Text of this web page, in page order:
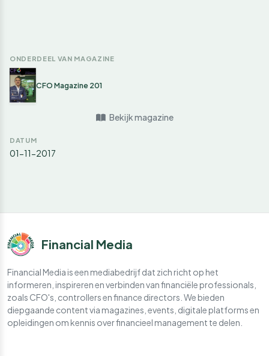
ONDERDEEL VAN MAGAZINE
CFO Magazine 201
Bekijk magazine
DATUM
01-11-2017
Financial Media
Financial Media is een mediabedrijf dat zich richt op het
informeren, inspireren en verbinden van financiële professionals,
zoals CFO's, controllers en finance directors. We bieden
diepgaande content via magazines, events, digitale platforms en
opleidingen om kennis over financieel management te delen.